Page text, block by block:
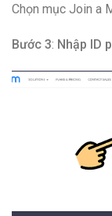
Chọn mục Join a
Bước 3: Nhập ID